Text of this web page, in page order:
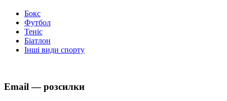
Бокс
Футбол
Теніс
Біатлон
Інші види спорту
Email — розсилки